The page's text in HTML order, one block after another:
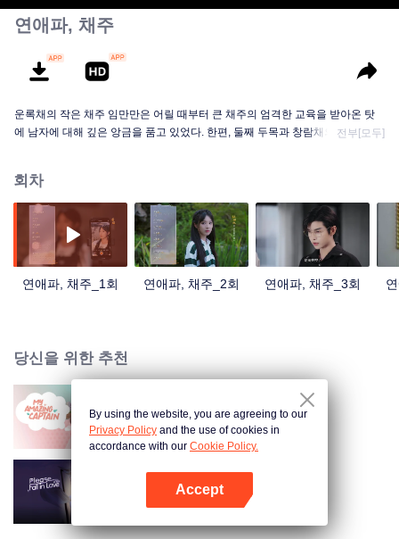
연애파, 채주
운록채의 작은 채주 임만만은 어릴 때부터 큰 채주의 엄격한 교육을 받아온 탓
에 남자에 대해 깊은 앙금을 품고 있었다. 한편, 둘째 두목과 창람채의 송경옥이
슬립한다. 두 시대의 사람은 각자의 마음을 품고 함께 살게 된다. 두 사람의 마음
이 점차 가까워지고 있을 때, 임만만은 자신과 같이 타임 슬립하여 이곳으로 온
송경옥을 만나게 되고 산채에 다시 돌아갈 기회가 있다는 것을 알게 되면서 임
만만은 어려운 선택에 빠지고 만다…
전부[모두]
회차
연애파, 채주_1회 연애파, 채주_2회 연애파, 채주_3회
당신을 위한 추천
아적대장불대경
아재부요연애니
By using the website, you are agreeing to our
Privacy Policy and the use of cookies in
accordance with our Cookie Policy.
Accept